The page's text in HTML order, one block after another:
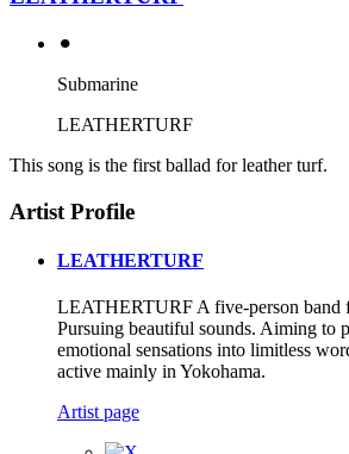
⚫︎
Submarine
LEATHERTURF
This song is the first ballad for leather turf.
Artist Profile
LEATHERTURF
LEATHERTURF A five-person band
Pursuing beautiful sounds. Aiming to
emotional sensations into limitless
active mainly in Yokohama.
Artist page